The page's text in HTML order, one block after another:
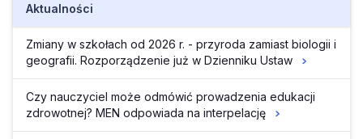
Aktualności
Zmiany w szkołach od 2026 r. - przyroda zamiast biologii i
geografii. Rozporządzenie już w Dzienniku Ustaw
Czy nauczyciel może odmówić prowadzenia edukacji
zdrowotnej? MEN odpowiada na interpelację